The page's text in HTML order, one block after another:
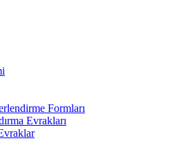
Formları
Evrakları